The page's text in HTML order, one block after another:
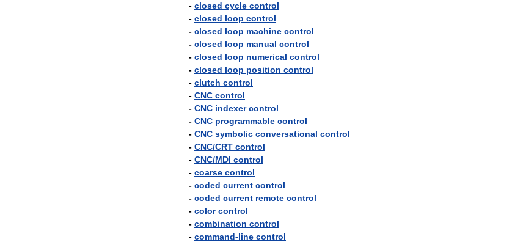
- closed cycle control
- closed loop control
- closed loop machine control
- closed loop manual control
- closed loop numerical control
- closed loop position control
- clutch control
- CNC control
- CNC indexer control
- CNC programmable control
- CNC symbolic conversational control
- CNC/CRT control
- CNC/MDI control
- coarse control
- coded current control
- coded current remote control
- color control
- combination control
- command-line control